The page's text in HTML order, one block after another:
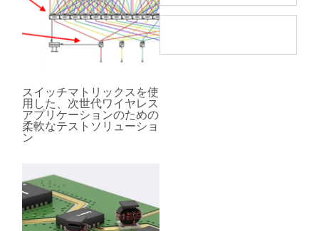
スイッチマトリックスを使
用した、次世代ワイヤレス
アプリケーションのための
柔軟なテストソリューショ
ン